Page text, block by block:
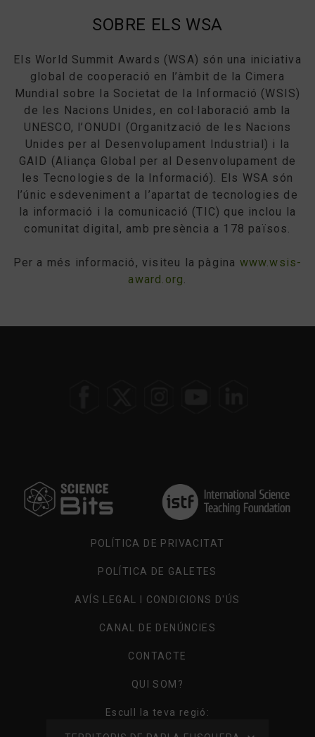
SOBRE ELS WSA
Els World Summit Awards (WSA) són una iniciativa
global de cooperació en l’àmbit de la Cimera
Mundial sobre la Societat de la Informació (WSIS)
de les Nacions Unides, en col·laboració amb la
UNESCO, l’ONUDI (Organització de les Nacions
Unides per al Desenvolupament Industrial) i la
GAID (Aliança Global per al Desenvolupament de
les Tecnologies de la Informació). Els WSA són
l’únic esdeveniment a l’apartat de tecnologies de
la informació i la comunicació (TIC) que inclou la
comunitat digital, amb presència a 178 països.
Per a més informació, visiteu la pàgina www.wsis-
award.org
POLÍTICA DE PRIVACITAT
POLÍTICA DE GALETES
AVÍS LEGAL I CONDICIONS D'ÚS
CANAL DE DENÚNCIES
CONTACTE
QUI SOM?
Escull la teva regió: